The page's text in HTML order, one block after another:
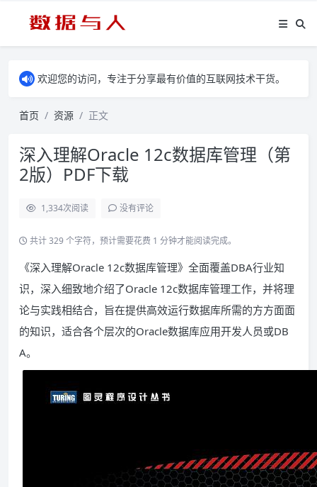
欢迎您的访问，专注于分享最有价值的互联网技术干货。
首页 资源 正文
深入理解Oracle 12c数据库管理（第
2版）PDF下载
1,334次阅读 没有评论
共计 329 个字符，预计需要花费 1 分钟才能阅读完成。
《深入理解Oracle 12c数据库管理》全面覆盖DBA行业知
识，深入细致地介绍了Oracle 12c数据库管理工作，并将理
论与实践相结合，旨在提供高效运行数据库所需的方方面面
的知识，适合各个层次的Oracle数据库应用开发人员或DB
A。